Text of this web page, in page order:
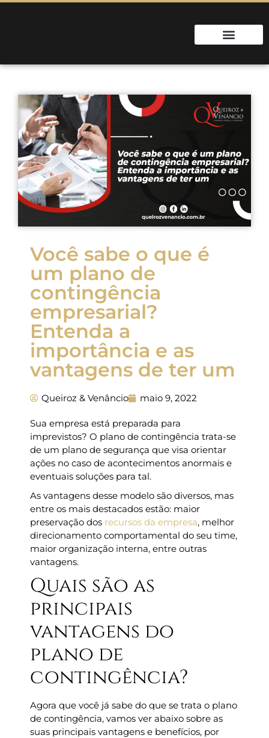
Você sabe o que é
um plano de
contingência
empresarial?
Entenda a
importância e as
vantagens de ter um
Queiroz & Venâncio maio 9, 2022
Sua empresa está preparada para
imprevistos? O plano de contingência trata-se
de um plano de segurança que visa orientar
ações no caso de acontecimentos anormais e
eventuais soluções para tal.
As vantagens desse modelo são diversos, mas
entre os mais destacados estão: maior
preservação dos recursos da empresa, melhor
direcionamento comportamental do seu time,
maior organização interna, entre outras
vantagens.
Quais são as
principais
vantagens do
plano de
contingência?
Agora que você já sabe do que se trata o plano
de contingência, vamos ver abaixo sobre as
suas principais vantagens e benefícios, por